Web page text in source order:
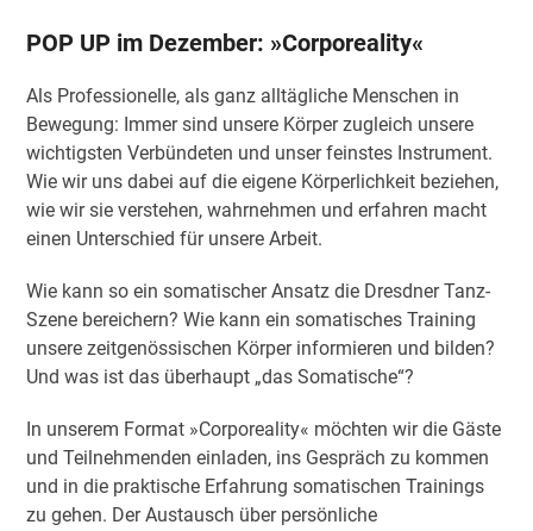
POP UP im Dezember: »Corporeality«
Als Professionelle, als ganz alltägliche Menschen in
Bewegung: Immer sind unsere Körper zugleich unsere
wichtigsten Verbündeten und unser feinstes Instrument.
Wie wir uns dabei auf die eigene Körperlichkeit beziehen,
wie wir sie verstehen, wahrnehmen und erfahren macht
einen Unterschied für unsere Arbeit.
Wie kann so ein somatischer Ansatz die Dresdner Tanz-
Szene bereichern? Wie kann ein somatisches Training
unsere zeitgenössischen Körper informieren und bilden?
Und was ist das überhaupt „das Somatische“?
In unserem Format »Corporeality« möchten wir die Gäste
und Teilnehmenden einladen, ins Gespräch zu kommen
und in die praktische Erfahrung somatischen Trainings
zu gehen. Der Austausch über persönliche